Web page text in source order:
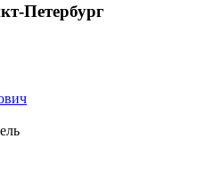
Петербург